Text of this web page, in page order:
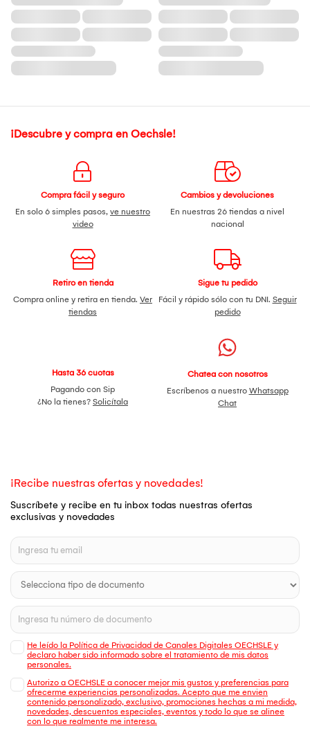
¡Descubre y compra en Oechsle!
Compra fácil y seguro
En solo 6 simples pasos, ve nuestro
video
Cambios y devoluciones
En nuestras 26 tiendas a nivel
nacional
Retiro en tienda
Compra online y retira en tienda. Ver
tiendas
Sigue tu pedido
Fácil y rápido sólo con tu DNI. Seguir
pedido
Hasta 36 cuotas
Pagando con Sip
¿No la tienes? Solicítala
Chatea con nosotros
Escríbenos a nuestro Whatsapp
Chat
¡Recibe nuestras ofertas y novedades!
Suscríbete y recibe en tu inbox todas nuestras ofertas
exclusivas y novedades
He leído la Política de Privacidad de Canales Digitales OECHSLE y
declaro haber sido informado sobre el tratamiento de mis datos
personales.
Autorizo a OECHSLE a conocer mejor mis gustos y preferencias para
ofrecerme experiencias personalizadas. Acepto que me envien
contenido personalizado, exclusivo, promociones hechas a mi medida,
novedades, descuentos especiales, eventos y todo lo que se alinee
con lo que realmente me interesa.